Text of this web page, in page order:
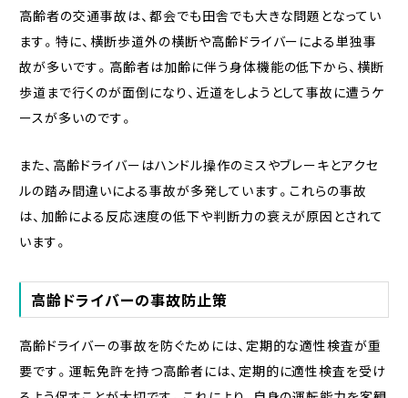
高齢者の交通事故は、都会でも田舎でも大きな問題となってい
ます。特に、横断歩道外の横断や高齢ドライバーによる単独事
故が多いです。高齢者は加齢に伴う身体機能の低下から、横断
歩道まで行くのが面倒になり、近道をしようとして事故に遭うケ
ースが多いのです。
また、高齢ドライバーはハンドル操作のミスやブレーキとアクセ
ルの踏み間違いによる事故が多発しています。これらの事故
は、加齢による反応速度の低下や判断力の衰えが原因とされて
います。
高齢ドライバーの事故防止策
高齢ドライバーの事故を防ぐためには、定期的な適性検査が重
要です。運転免許を持つ高齢者には、定期的に適性検査を受け